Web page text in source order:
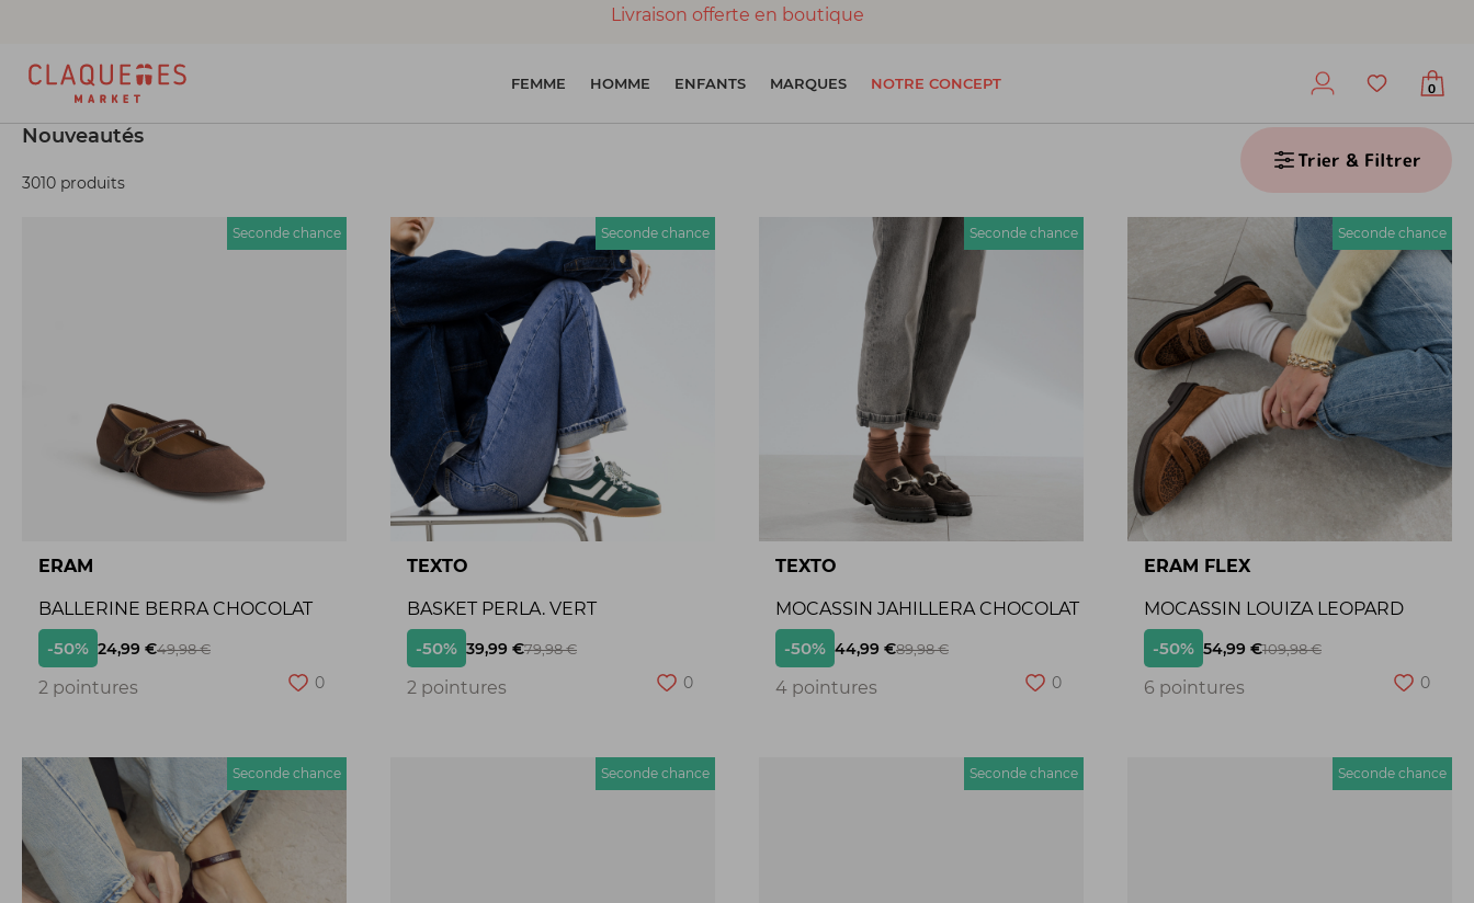
Livraison offerte en boutique
FEMME HOMME ENFANTS MARQUES NOTRE CONCEPT 0
Nouveautés
3010 produits
Trier & Filtrer
Seconde chance
ERAM
BALLERINE BERRA CHOCOLAT
-50% 24,99 €49,98 €
2 pointures 0
Seconde chance
TEXTO
BASKET PERLA. VERT
-50% 39,99 €79,98 €
2 pointures 0
Seconde chance
TEXTO
MOCASSIN JAHILLERA CHOCOLAT
-50% 44,99 €89,98 €
4 pointures 0
Seconde chance
ERAM FLEX
MOCASSIN LOUIZA LEOPARD
-50% 54,99 €109,98 €
6 pointures 0
Seconde chance Seconde chance Seconde chance Seconde chance